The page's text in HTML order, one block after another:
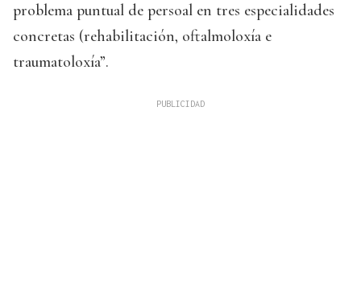
problema puntual de persoal en tres especialidades
concretas (rehabilitación, oftalmoloxía e
traumatoloxía”.